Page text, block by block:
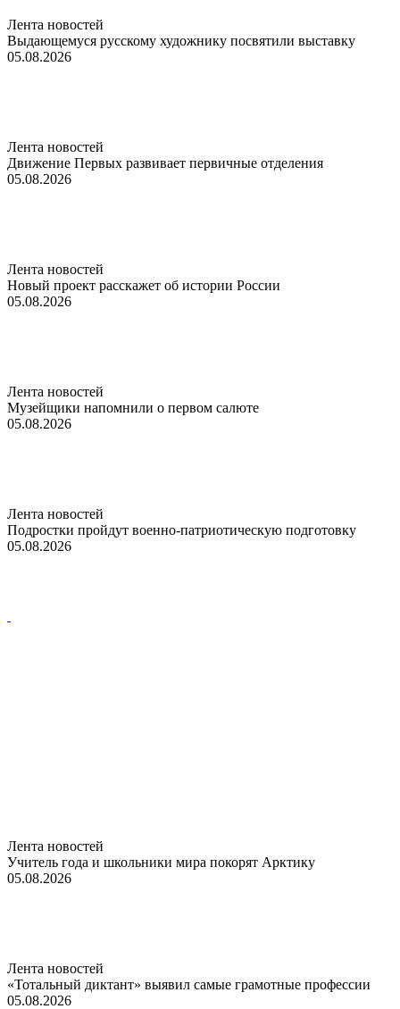
Лента новостей
Выдающемуся русскому художнику посвятили выставку
05.08.2026
Лента новостей
Движение Первых развивает первичные отделения
05.08.2026
Лента новостей
Новый проект расскажет об истории России
05.08.2026
Лента новостей
Музейщики напомнили о первом салюте
05.08.2026
Лента новостей
Подростки пройдут военно-патриотическую подготовку
05.08.2026
Лента новостей
Учитель года и школьники мира покорят Арктику
05.08.2026
Лента новостей
«Тотальный диктант» выявил самые грамотные профессии
05.08.2026